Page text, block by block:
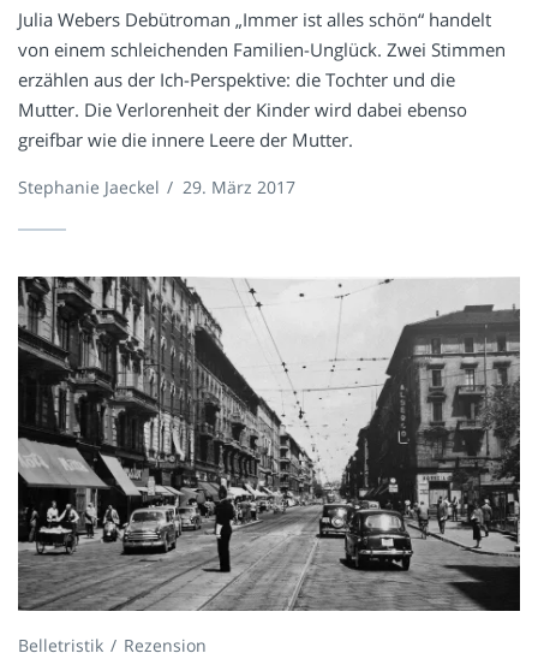
Julia Webers Debütroman „Immer ist alles schön“ handelt
von einem schleichenden Familien-Unglück. Zwei Stimmen
erzählen aus der Ich-Perspektive: die Tochter und die
Mutter. Die Verlorenheit der Kinder wird dabei ebenso
greifbar wie die innere Leere der Mutter.
Stephanie Jaeckel / 29. März 2017
Belletristik Rezension